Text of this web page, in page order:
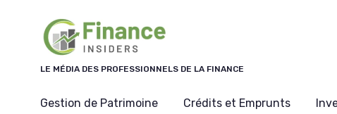
LE MÉDIA DES PROFESSIONNELS DE LA FINANCE
Gestion de Patrimoine Crédits et Emprunts